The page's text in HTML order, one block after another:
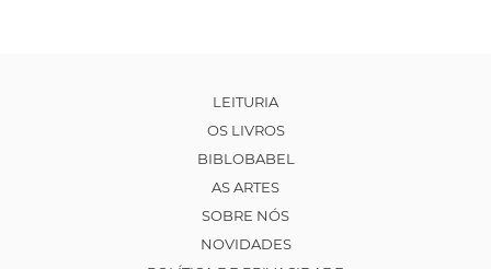
LEITURIA
OS LIVROS
BIBLOBABEL
AS ARTES
SOBRE NÓS
NOVIDADES